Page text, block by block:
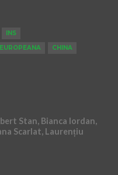
INS
CHINA
Stan, Bianca Iordan,
Scarlat, Laurențiu